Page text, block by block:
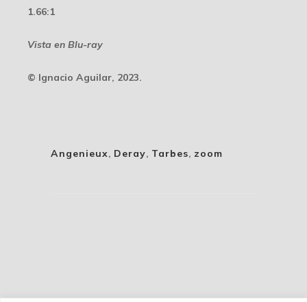
1.66:1
Vista en Blu-ray
© Ignacio Aguilar, 2023.
Angenieux, Deray, Tarbes, zoom